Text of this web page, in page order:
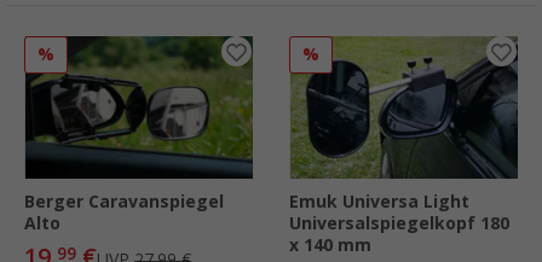
%
Berger Caravanspiegel
Alto
99
%
Emuk Universa Light
Universalspiegelkopf 180
x 140 mm